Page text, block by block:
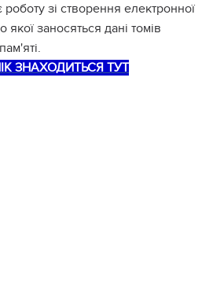
зі створення електронної
заносяться дані томів
ЗНАХОДИТЬСЯ ТУТ